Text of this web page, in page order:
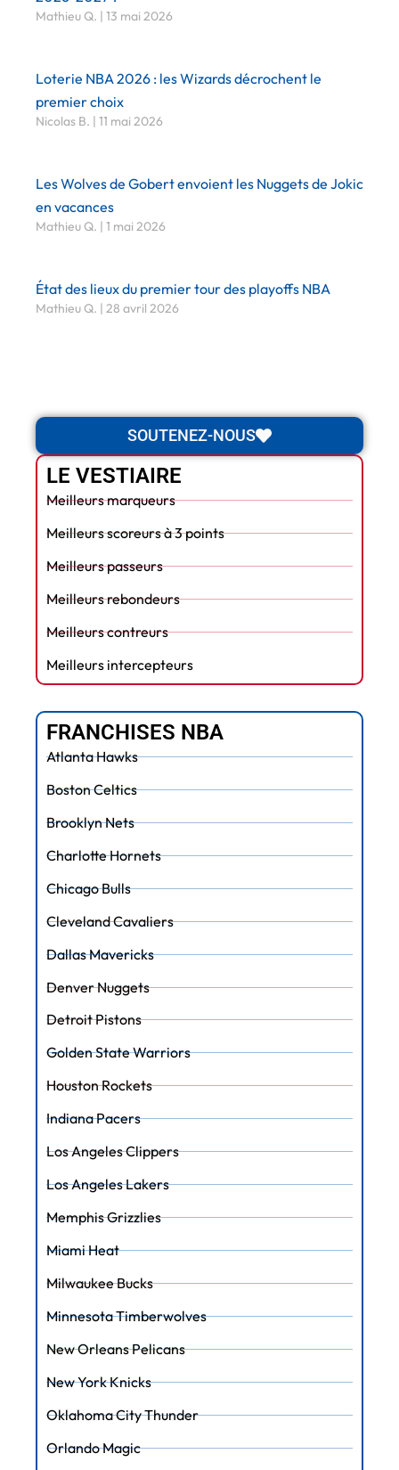
Mathieu Q. 13 mai 2026
Loterie NBA 2026 : les Wizards décrochent le
premier choix
Nicolas B. 11 mai 2026
Les Wolves de Gobert envoient les Nuggets de Jokic
en vacances
Mathieu Q. 1 mai 2026
État des lieux du premier tour des playoffs NBA
Mathieu Q. 28 avril 2026
SOUTENEZ-NOUS
LE VESTIAIRE
Meilleurs marqueurs
Meilleurs scoreurs à 3 points
Meilleurs passeurs
Meilleurs rebondeurs
Meilleurs contreurs
Meilleurs intercepteurs
FRANCHISES NBA
Atlanta Hawks
Boston Celtics
Brooklyn Nets
Charlotte Hornets
Chicago Bulls
Cleveland Cavaliers
Dallas Mavericks
Denver Nuggets
Detroit Pistons
Golden State Warriors
Houston Rockets
Indiana Pacers
Los Angeles Clippers
Los Angeles Lakers
Memphis Grizzlies
Miami Heat
Milwaukee Bucks
Minnesota Timberwolves
New Orleans Pelicans
New York Knicks
Oklahoma City Thunder
Orlando Magic